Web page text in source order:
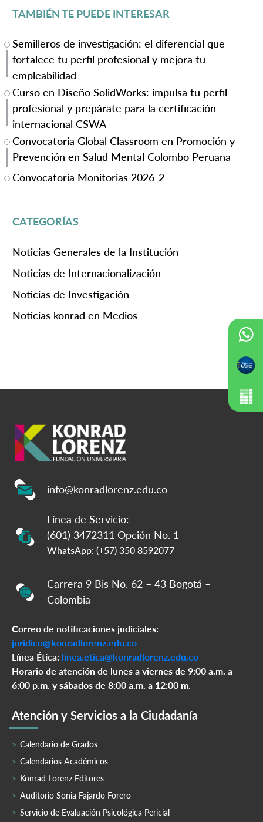
TAMBIÉN TE PUEDE INTERESAR
Semilleros de investigación: el diferencial que
fortalece tu perfil profesional y mejora tu
empleabilidad
Curso en Diseño SolidWorks: impulsa tu perfil
profesional y prepárate para la certificación
internacional CSWA
Convocatoria Global Classroom en Promoción y
Prevención en Salud Mental Colombo Peruana
Convocatoria Monitorias 2026-2
CATEGORÍAS
Noticias Generales de la Institución
Noticias de Internacionalización
Noticias de Investigación
Noticias konrad en Medios
info@konradlorenz.edu.co
Línea de Servicio:
(601) 3472311 Opción No. 1
WhatsApp: (+57) 350 8592077
Carrera 9 Bis No. 62 – 43 Bogotá –
Colombia
Correo de notificaciones judiciales:
juridico@konradlorenz.edu.co
Línea Ética: linea.etica@konradlorenz.edu.co
Horario de atención de lunes a viernes de 9:00 a.m. a
6:00 p.m. y sábados de 8:00 a.m. a 12:00 m.
Atención y Servicios a la Ciudadanía
Calendario de Grados
Calendarios Académicos
Konrad Lorenz Editores
Auditorio Sonia Fajardo Forero
Servicio de Evaluación Psicológica Pericial